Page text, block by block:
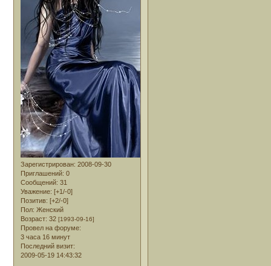
Зарегистрирован: 2008-09-30
Приглашений: 0
Сообщений: 31
Уважение: [+1/-0]
Позитив: [+2/-0]
Пол: Женский
Возраст: 32 [1993-09-16]
Провел на форуме:
3 часа 16 минут
Последний визит:
2009-05-19 14:43:32